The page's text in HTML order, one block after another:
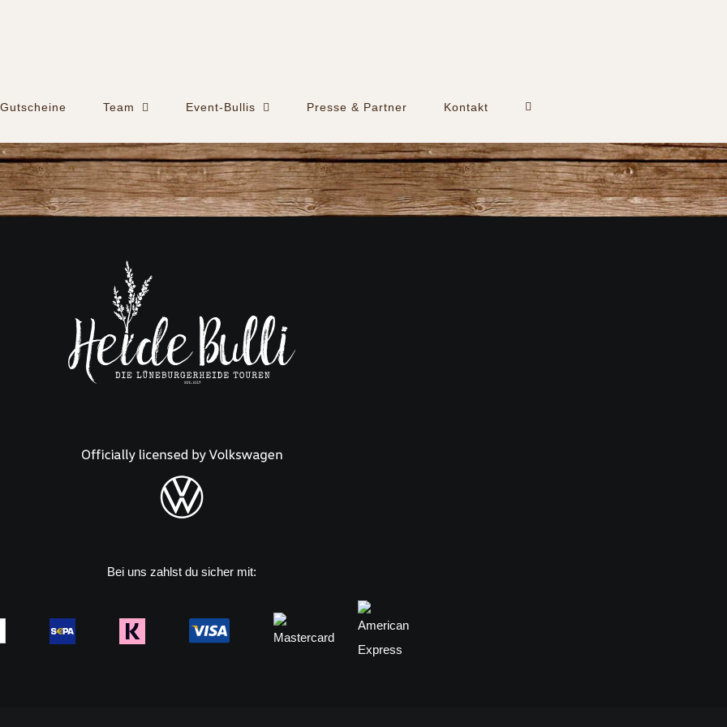
Gutscheine Team Event-Bullis Presse & Partner Kontakt
Bei uns zahlst du sicher mit: